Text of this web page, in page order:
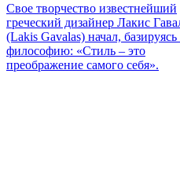
Свое творчество известнейший
греческий дизайнер Лакис
(Lakis Gavalas) начал, базируясь
философию: «Стиль – это
преображение самого себя».